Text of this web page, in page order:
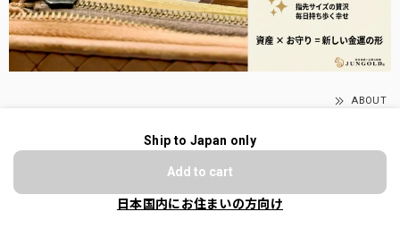
ABOUT
お支払い方法について
Ship to Japan only
Add to cart
日本国内にお住まいの方向け
ショップに質問する